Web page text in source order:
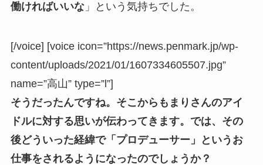
働ければいいな」という気持ちでした。
[/voice] [voice icon=”https://news.penmark.jp/wp-
content/uploads/2021/01/1607334605507.jpg”
name=”高山” type=”l”]
そうだったんですね。そこからもまりさんのアイ
ドルに対する思いが伝わってきます。では、その
後どういった経緯で「プロデューサー」というお
仕事をされるようになったのでしょうか？